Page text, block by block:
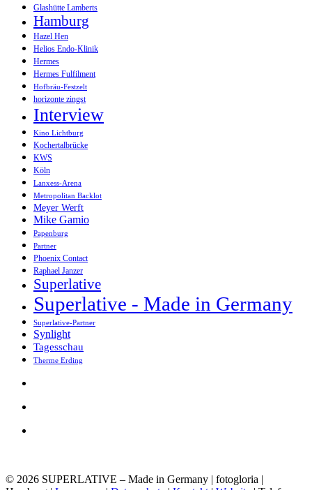
Glashütte Lamberts
Hamburg
Hazel Hen
Helios Endo-Klinik
Hermes
Hermes Fulfilment
Hofbräu-Festzelt
horizonte zingst
Interview
Kino Lichtburg
Kochertalbrücke
KWS
Köln
Lanxess-Arena
Metropolitan Backlot
Meyer Werft
Mike Gamio
Papenburg
Partner
Phoenix Contact
Raphael Janzer
Superlative
Superlative - Made in Germany
Superlative-Partner
Synlight
Tagesschau
Therme Erding
© 2026 SUPERLATIVE – Made in Germany | fotogloria |